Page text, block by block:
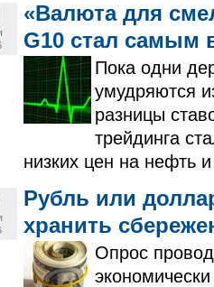
«Валюта для
G10 стал самым
Пока одни
умудряются
разницы
трейдинга
низких цен на нефть
Рубль или
хранить
Опрос